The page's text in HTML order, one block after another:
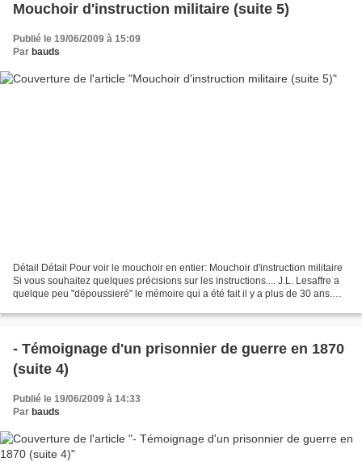
Mouchoir d'instruction militaire (suite 5)
Publié le 19/06/2009 à 15:09
Par bauds
Détail Détail Pour voir le mouchoir en entier: Mouchoir d'instruction militaire
Si vous souhaitez quelques précisions sur les instructions.... J.L. Lesaffre a
quelque peu "dépoussieré" le mémoire qui a été fait il y a plus de 30 ans.
- Témoignage d'un prisonnier de guerre en 1870
(suite 4)
Publié le 19/06/2009 à 14:33
Par bauds